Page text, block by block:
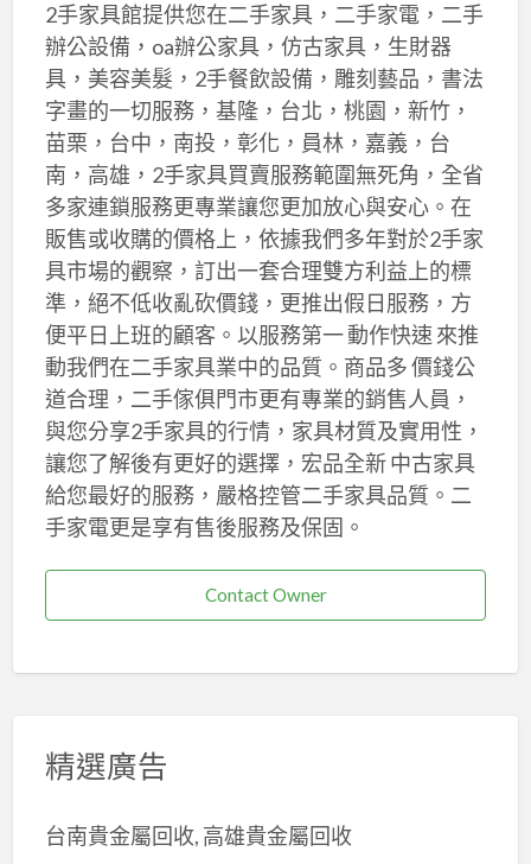
2手家具館提供您在二手家具，二手家電，二手
辦公設備，oa辦公家具，仿古家具，生財器
具，美容美髮，2手餐飲設備，雕刻藝品，書法
字畫的一切服務，基隆，台北，桃園，新竹，
苗栗，台中，南投，彰化，員林，嘉義，台
南，高雄，2手家具買賣服務範圍無死角，全省
多家連鎖服務更專業讓您更加放心與安心。在
販售或收購的價格上，依據我們多年對於2手家
具市場的觀察，訂出一套合理雙方利益上的標
準，絕不低收亂砍價錢，更推出假日服務，方
便平日上班的顧客。以服務第一 動作快速 來推
動我們在二手家具業中的品質。商品多 價錢公
道合理，二手傢俱門市更有專業的銷售人員，
與您分享2手家具的行情，家具材質及實用性，
讓您了解後有更好的選擇，宏品全新 中古家具
給您最好的服務，嚴格控管二手家具品質。二
手家電更是享有售後服務及保固。
Contact Owner
精選廣告
台南貴金屬回收, 高雄貴金屬回收